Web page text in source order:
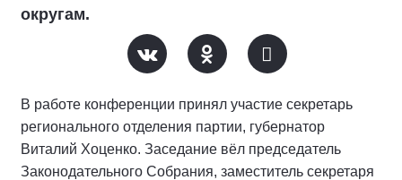
округам.
В работе конференции принял участие секретарь
регионального отделения партии, губернатор
Виталий Хоценко. Заседание вёл председатель
Законодательного Собрания, заместитель секретаря